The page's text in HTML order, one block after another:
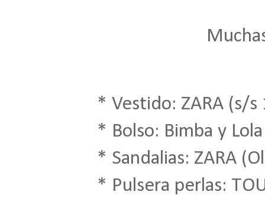
* Vestido: ZARA (s/s
* Bolso: Bimba y Lola
* Sandalias: ZARA
* Pulsera perlas: